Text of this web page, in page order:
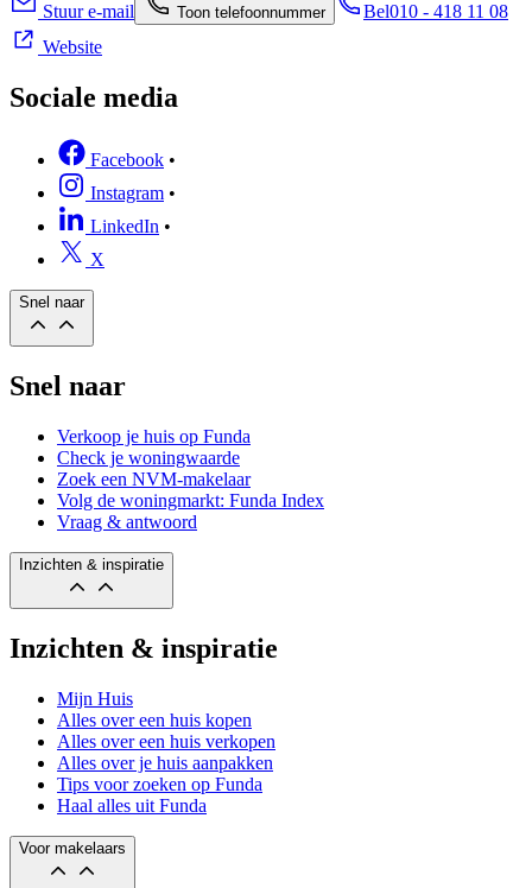
Stuur e-mail Toon telefoonnummer Bel010 - 418 11 08
Website
Sociale media
Facebook •
Instagram •
LinkedIn •
X
Snel naar
Snel naar
Verkoop je huis op Funda
Check je woningwaarde
Zoek een NVM-makelaar
Volg de woningmarkt: Funda Index
Vraag & antwoord
Inzichten & inspiratie
Inzichten & inspiratie
Mijn Huis
Alles over een huis kopen
Alles over een huis verkopen
Alles over je huis aanpakken
Tips voor zoeken op Funda
Haal alles uit Funda
Voor makelaars